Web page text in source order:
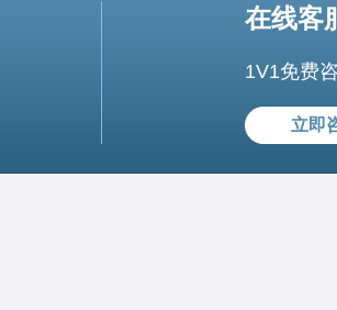
在线客
1V1免费
立即